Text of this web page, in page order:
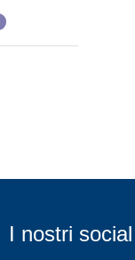
I nostri social